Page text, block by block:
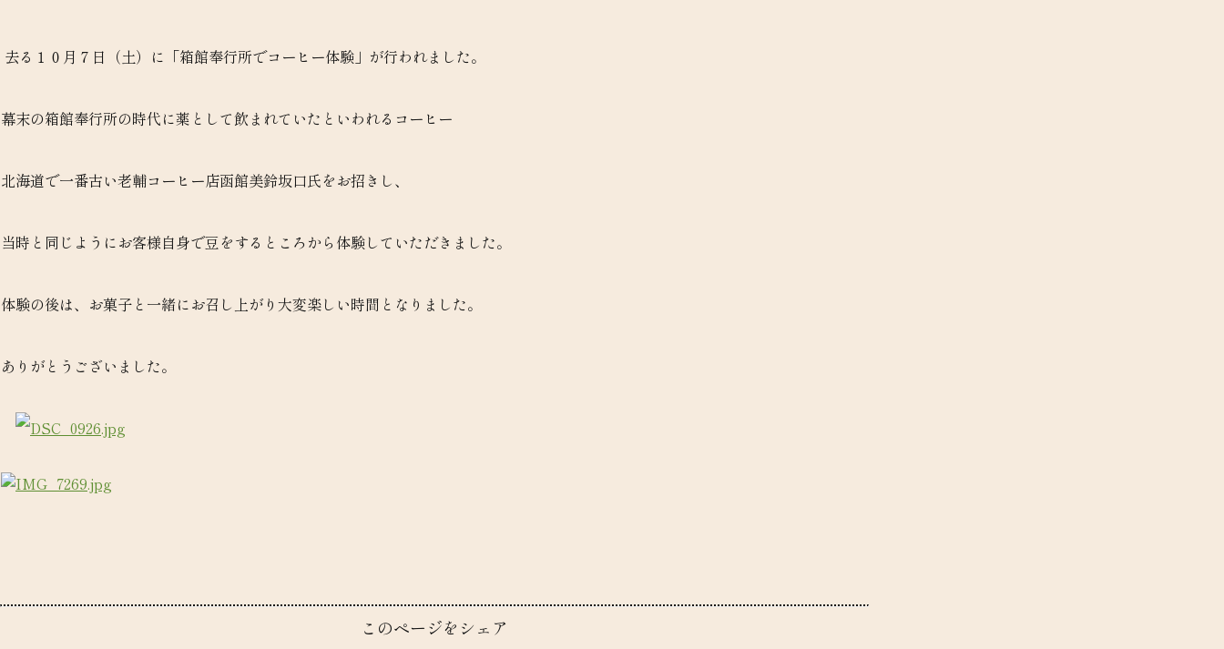
去る１０月７ 日（土）に「箱館奉行所でコーヒー体験」が行われました。
幕末の箱館奉行所の時代に薬として飲まれていたといわれるコーヒー
北海道で一番古い老輔コーヒー店函館美鈴坂口氏をお招きし、
当時と同じようにお客様自身で豆をするところから体験していただきました。
体験の後は、お菓子と一緒にお召し上がり大変楽しい時間となりました。
ありがとうございました。
このページをシェア